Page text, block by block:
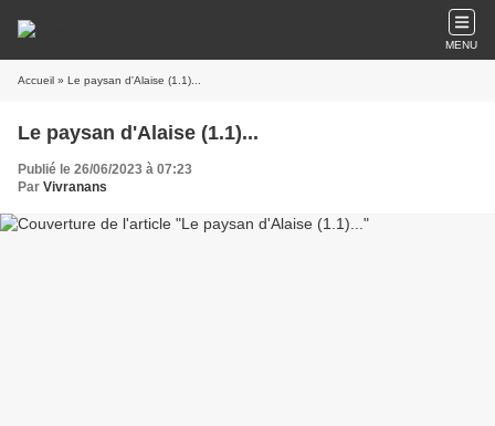
MENU
Accueil » Le paysan d'Alaise (1.1)...
Le paysan d'Alaise (1.1)...
Publié le 26/06/2023 à 07:23
Par Vivranans